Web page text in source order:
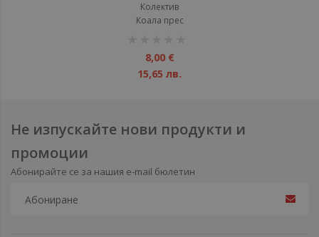
Колектив
Коала прес
8,00 €
15,65 лв.
Не изпускайте нови продукти и
промоции
Абонирайте се за нашия e-mail бюлетин